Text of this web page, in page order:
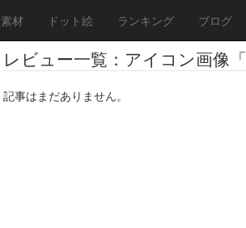
素材 ドット絵 ランキング ブログ
レビュー一覧：アイコン画像「
記事はまだありません。